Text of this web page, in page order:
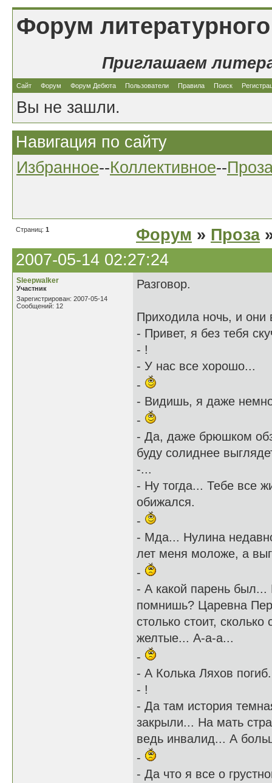
Форум
Приглашаем
Сайт Форум Форум Дебюта Пользователи Правила Поиск
Вы не зашли.
Навигация по сайту
Избранное--Коллективное--
Страниц: 1 Форум » Проза
2007-05-14 02:27:24
Sleepwalker
Участник
Зарегистрирован: 2007-05-14
Сообщений: 12
Разговор.
Приходила ночь, и они
- Привет, я без тебя
- !
- У нас все хорошо...
-
- Видишь, я даже
-
- Да, даже брюшком
буду солиднее
-...
- Ну тогда... Тебе все
обижался.
-
- Мда... Нулина
лет меня моложе, а
-
- А какой парень был...
помнишь? Царевна
столько стоит, сколько
желтые... А-а-а...
-
- А Колька Ляхов
- !
- Да там история
закрыли... На мать
ведь инвалид... А
-
- Да что я все о